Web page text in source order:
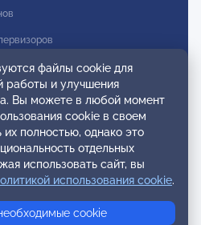
продуктов
файлы cookie для
работы и улучшения
Вы можете в любой момент
cookie в своем
полностью, однако это
отдельных
использовать сайт, вы
использования cookie.
cookie